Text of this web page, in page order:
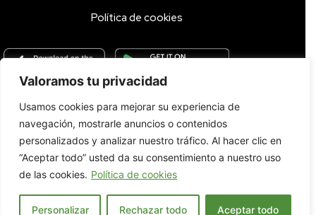
Valoramos tu privacidad
Usamos cookies para mejorar su experiencia de
navegación, mostrarle anuncios o contenidos
personalizados y analizar nuestro tráfico. Al hacer clic en
“Aceptar todo” usted da su consentimiento a nuestro uso
de las cookies. Política de cookies
Personalizar Rechazar todo Aceptar todo
Política de cookies
TV DIRECTO 🔴 Programas Parrilla
Radio
Bolsa de Trabajo Contacto